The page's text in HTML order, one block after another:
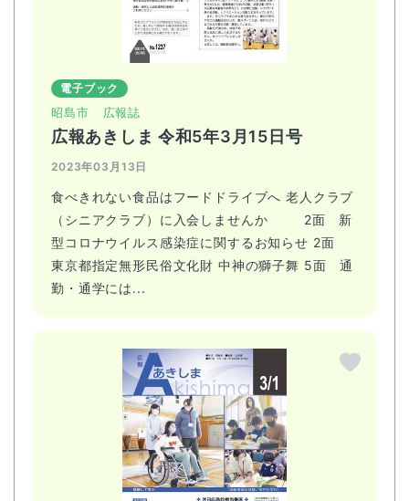
電子ブック
昭島市 広報誌
広報あきしま 令和5年3月15日号
2023年03月13日
食べきれない食品はフードドライブへ 老人クラブ
（シニアクラブ）に入会しませんか 2面 新
型コロナウイルス感染症に関するお知らせ 2面
東京都指定無形民俗文化財 中神の獅子舞 5面 通
勤・通学には...